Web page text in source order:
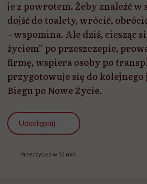
je z powrotem. Żeby znaleźć w
dojść do toalety, wrócić,
– wspomina. Ale dziś, ciesząc
życiem” po przeszczepie,
firmę, wspiera osoby po
przygotowuje się do kolejnego
Biegu po Nowe Życie.
Udostępnij
Przeczytasz w 12 min